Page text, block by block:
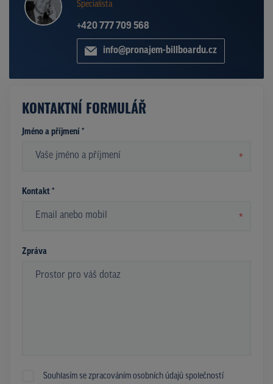
Specialista
+420 777 709 568
info@pronajem-billboardu.cz
KONTAKTNÍ FORMULÁŘ
Jméno a příjmení *
*
Kontakt *
*
Zpráva
Souhlasím se zpracováním osobních údajů společností